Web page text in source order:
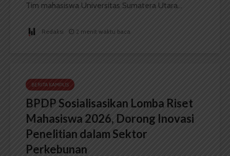
Tim mahasiswa Universitas Sumatera Utara...
Redaksi 2 menit waktu baca
BERITA KAMPUS
BPDP Sosialisasikan Lomba Riset
Mahasiswa 2026, Dorong Inovasi
Penelitian dalam Sektor
Perkebunan